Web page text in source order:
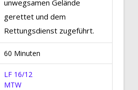
unwegsamen Gelände
gerettet und dem
Rettungsdienst zugeführt.
60 Minuten
LF 16/12
MTW